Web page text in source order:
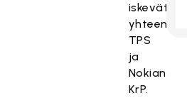
iskevät
yhteen
TPS
ja
Nokian
KrP.